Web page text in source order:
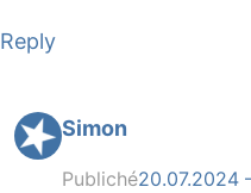
Reply
Simon
Publiché20.07.2024